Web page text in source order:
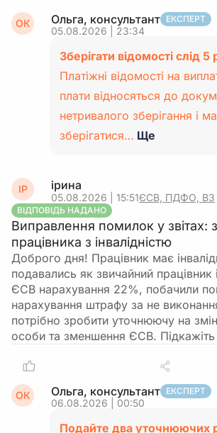
ОК Ольга, консультант ЕКСПЕРТ
05.08.2026 | 23:34
Зберігати відомості слід 5
Платіжні відомості на
плати відносяться до
нетривалого зберігання і
зберігатися… Ще
ІР ірина
05.08.2026 | 15:51ЄСВ, ПДФО, ВЗ
ВІДПОВІДЬ НАДАНО
Виправлення помилок у звітах:
працівника з інвалідністю
Доброго дня! Працівник має
подавались як звичайний працівник
ЄСВ нарахування 22%, побачили
нарахування штрафу за не
потрібно зробити уточнюючу на
особи та зменшення ЄСВ.
ОК Ольга, консультант ЕКСПЕРТ
06.08.2026 | 00:50
Подайте два уточнюючих